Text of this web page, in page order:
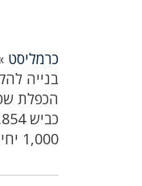
כרמליסט
בנייה
1,000 יחידות דיור.פיתוחן של שתי השכונות כולל הקמת שטחי ספורט,פנאי ונופש.